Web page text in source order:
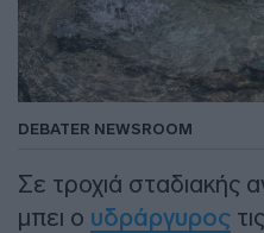
DEBATER NEWSROOM
Σε τροχιά σταδιακής
μπει ο υδράργυρος